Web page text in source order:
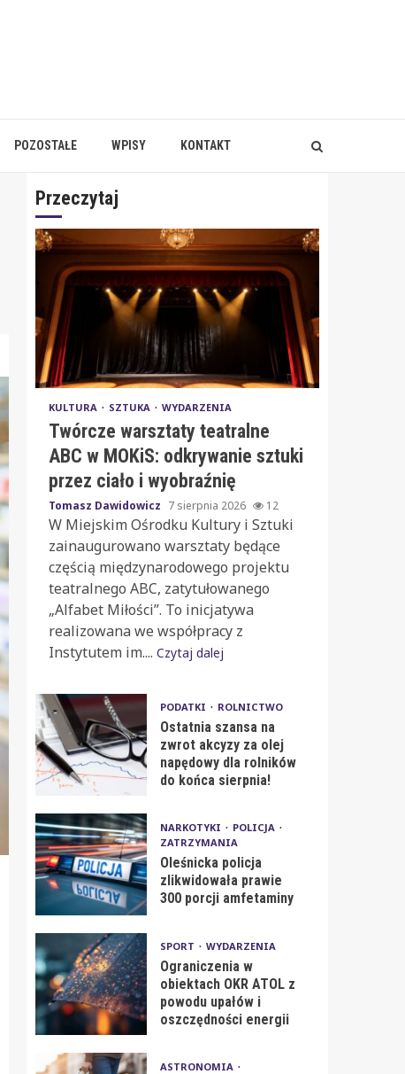
POZOSTAŁE WPISY KONTAKT
Przeczytaj
KULTURA SZTUKA WYDARZENIA
Twórcze warsztaty teatralne
ABC w MOKiS: odkrywanie sztuki
przez ciało i wyobraźnię
Tomasz Dawidowicz 7 sierpnia 2026 12
W Miejskim Ośrodku Kultury i Sztuki
zainaugurowano warsztaty będące
częścią międzynarodowego projektu
teatralnego ABC, zatytułowanego
„Alfabet Miłości”. To inicjatywa
realizowana we współpracy z
Instytutem im.... Czytaj dalej
PODATKI ROLNICTWO
Ostatnia szansa na
zwrot akcyzy za olej
napędowy dla rolników
do końca sierpnia!
NARKOTYKI
POLICJA
ZATRZYMANIA
Oleśnicka policja
zlikwidowała prawie
300 porcji amfetaminy
SPORT WYDARZENIA
Ograniczenia w
obiektach OKR ATOL z
powodu upałów i
oszczędności energii
ASTRONOMIA